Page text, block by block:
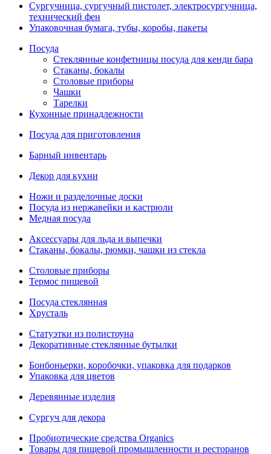
Сургучница, сургучный пистолет, электросургучница,
технический фен
Упаковочная бумага, тубы, коробы, пакеты
Посуда
Стеклянные конфетницы посуда для кенди бара
Стаканы, бокалы
Столовые приборы
Чашки
Тарелки
Кухонные принадлежности
Посуда для приготовления
Барный инвентарь
Декор для кухни
Ножи и разделочные доски
Посуда из нержавейки и кастрюли
Медная посуда
Аксессуары для льда и выпечки
Стаканы, бокалы, рюмки, чашки из стекла
Столовые приборы
Термос пищевой
Посуда стеклянная
Хрусталь
Статуэтки из полистоуна
Декоративные стеклянные бутылки
Бонбоньерки, коробочки, упаковка для подарков
Упаковка для цветов
Деревянные изделия
Сургуч для декора
Пробиотические средства Organics
Товары для пищевой промышленности и ресторанов